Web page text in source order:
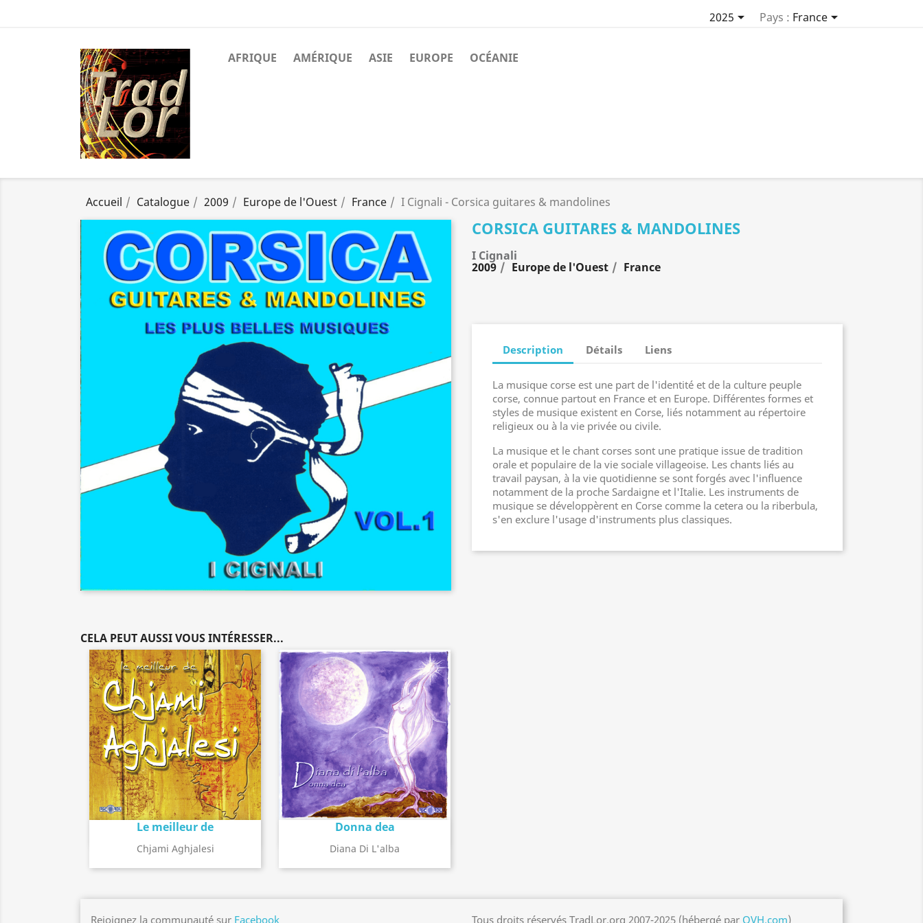
2025 Pays : France
AFRIQUE AMÉRIQUE ASIE EUROPE OCÉANIE
Accueil Catalogue 2009 Europe de l'Ouest France I Cignali - Corsica guitares & mandolines
CORSICA GUITARES & MANDOLINES
I Cignali
2009 Europe de l'Ouest France
Description Détails Liens
La musique corse est une part de l'identité et de la culture peuple
corse, connue partout en France et en Europe. Différentes formes et
styles de musique existent en Corse, liés notamment au répertoire
religieux ou à la vie privée ou civile.
La musique et le chant corses sont une pratique issue de tradition
orale et populaire de la vie sociale villageoise. Les chants liés au
travail paysan, à la vie quotidienne se sont forgés avec l'influence
notamment de la proche Sardaigne et l'Italie. Les instruments de
musique se développèrent en Corse comme la cetera ou la riberbula,
s'en exclure l'usage d'instruments plus classiques.
CELA PEUT AUSSI VOUS INTÉRESSER...
Le meilleur de
Chjami Aghjalesi
searchDétail de l'album Donna dea
Diana Di L'alba
Détail de l'album
Rejoignez la communauté sur Facebook Tous droits réservés TradLor.org 2007-2025 (hébergé par OVH.com)